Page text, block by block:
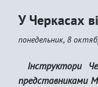
У Черкасах
понедельник, 8
Інструктори
представниками